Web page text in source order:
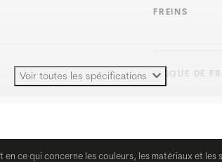
FREINS
DISQUE DE
Voir toutes les spécifications
ce qui concerne les couleurs, les matériaux et